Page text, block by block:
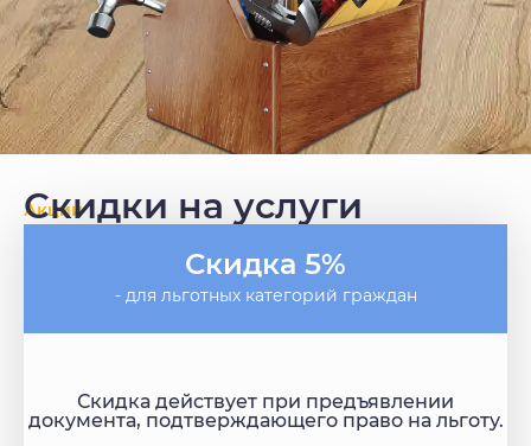
Акции
Скидки на услуги
Скидка 5%
- для льготных категорий граждан
Скидка действует при предъявлении
документа, подтверждающего право на льготу.